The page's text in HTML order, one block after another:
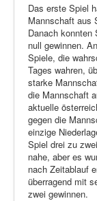
Das erste Spiel
Mannschaft aus
Danach
null gewinnen.
Spiele, die
Tages wahren,
starke
die Mannschaft
aktuelle
gegen die
einzige
Spiel drei zu
nahe, aber es
nach Zeitablauf
überragend mit
zwei gewinnen.